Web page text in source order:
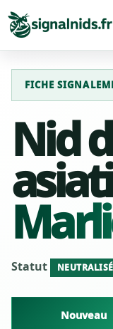
FICHE
Nid
Statut NEUTRALISÉ
Nouveau